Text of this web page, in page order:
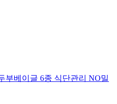
부베이글 6종 식단관리 NO밀